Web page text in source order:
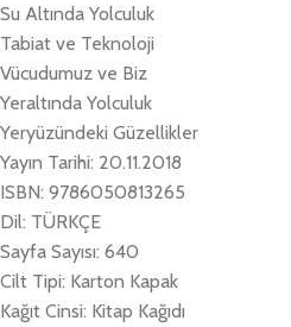
Su Altında Yolculuk
Tabiat ve Teknoloji
Vücudumuz ve Biz
Yeraltında Yolculuk
Yeryüzündeki Güzellikler
Yayın Tarihi: 20.11.2018
ISBN: 9786050813265
Dil: TÜRKÇE
Sayfa Sayısı: 640
Cilt Tipi: Karton Kapak
Kağıt Cinsi: Kitap Kağıdı